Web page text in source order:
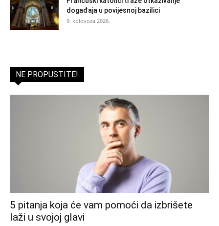
događaja u povijesnoj bazilici
9. kolovoza 2026.
NE PROPUSTITE!
5 pitanja koja će vam pomoći da izbrišete
laži u svojoj glavi